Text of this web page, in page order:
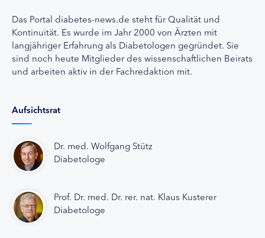
Das Portal diabetes-news.de steht für Qualität und
Kontinuität. Es wurde im Jahr 2000 von Ärzten mit
langjähriger Erfahrung als Diabetologen gegründet. Sie
sind noch heute Mitglieder des wissenschaftlichen Beirats
und arbeiten aktiv in der Fachredaktion mit.
Aufsichtsrat
Dr. med. Wolfgang Stütz
Diabetologe
Prof. Dr. med. Dr. rer. nat. Klaus Kusterer
Diabetologe